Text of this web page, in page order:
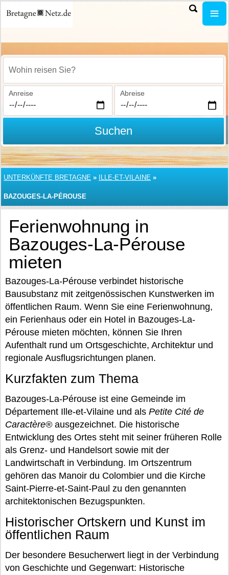
Wohin reisen Sie?
Anreise Abreise
Suchen
UNTERKÜNFTE BRETAGNE » ILLE-ET-VILAINE »
BAZOUGES-LA-PÉROUSE
Ferienwohnung in
Bazouges-La-Pérouse
mieten
Bazouges-La-Pérouse verbindet historische
Bausubstanz mit zeitgenössischen Kunstwerken im
öffentlichen Raum. Wenn Sie eine Ferienwohnung,
ein Ferienhaus oder ein Hotel in Bazouges-La-
Pérouse mieten möchten, können Sie Ihren
Aufenthalt rund um Ortsgeschichte, Architektur und
regionale Ausflugsrichtungen planen.
Kurzfakten zum Thema
Bazouges-La-Pérouse ist eine Gemeinde im
Département Ille-et-Vilaine und als Petite Cité de
Caractère®ausgezeichnet. Die historische
Entwicklung des Ortes steht mit seiner früheren Rolle
als Grenz- und Handelsort sowie mit der
Landwirtschaft in Verbindung. Im Ortszentrum
gehören das Manoir du Colombier und die Kirche
Saint-Pierre-et-Saint-Paul zu den genannten
architektonischen Bezugspunkten.
Historischer Ortskern und Kunst im
öffentlichen Raum
Der besondere Besucherwert liegt in der Verbindung
von Geschichte und Gegenwart: Historische